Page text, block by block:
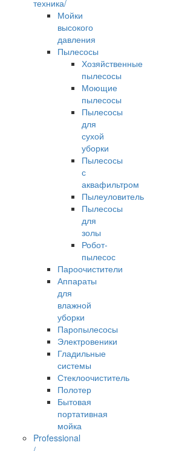
техника/
Мойки
высокого
давления
Пылесосы
Хозяйственные
пылесосы
Моющие
пылесосы
Пылесосы
для
сухой
уборки
Пылесосы
с
аквафильтром
Пылеуловитель
Пылесосы
для
золы
Робот-
пылесос
Пароочистители
Аппараты
для
влажной
уборки
Паропылесосы
Электровеники
Гладильные
системы
Стеклоочиститель
Полотер
Бытовая
портативная
мойка
Professional